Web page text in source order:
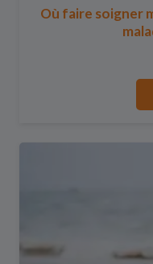
Où faire soigner